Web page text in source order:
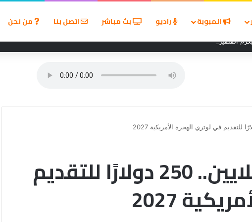
المبوبة راديو بث مباشر اتصل بنا من نحن
المتميزين في مسابقة القروض الشخصية بعد نتائج قوية بالربع الأول من 2026
قانون يهدد حلم الملايين.. 250 دولارًا للتقديم
2027